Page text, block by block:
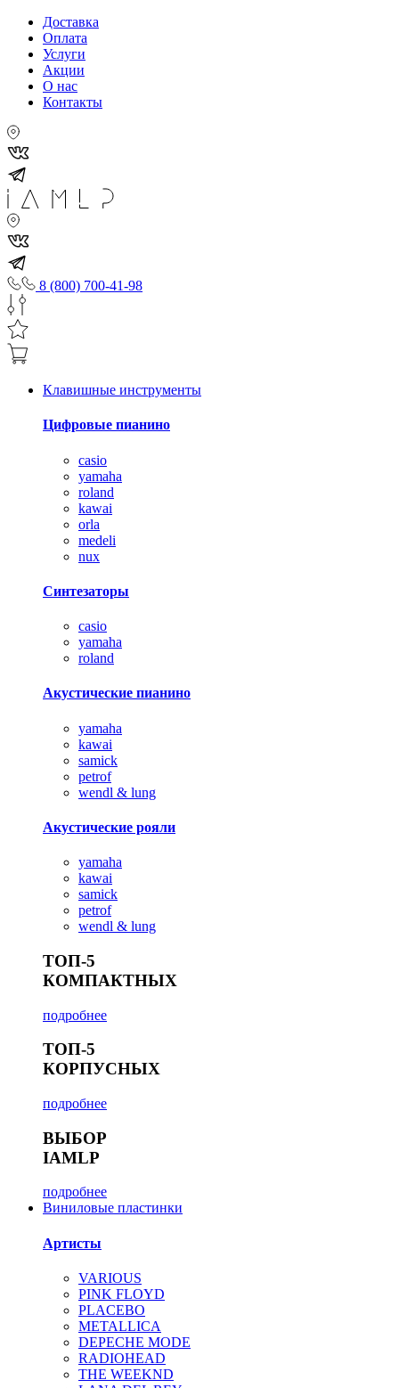
Доставка
Оплата
Услуги
Акции
О нас
Контакты
8 (800) 700-41-98
Клавишные инструменты
Цифровые пианино
casio
yamaha
roland
kawai
orla
medeli
nux
Синтезаторы
casio
yamaha
roland
Акустические пианино
yamaha
kawai
samick
petrof
wendl & lung
Акустические рояли
yamaha
kawai
samick
petrof
wendl & lung
ТОП-5
КОМПАКТНЫХ
подробнее
ТОП-5
КОРПУСНЫХ
подробнее
ВЫБОР
IAMLP
подробнее
Виниловые пластинки
Артисты
VARIOUS
PINK FLOYD
PLACEBO
METALLICA
DEPECHE MODE
RADIOHEAD
THE WEEKND